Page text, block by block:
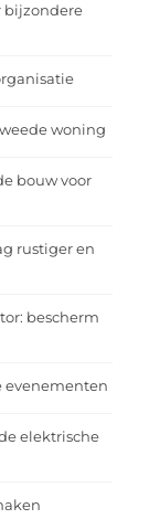
bijzondere
woning
bouw voor
rustiger en
bescherm
evenementen
elektrische